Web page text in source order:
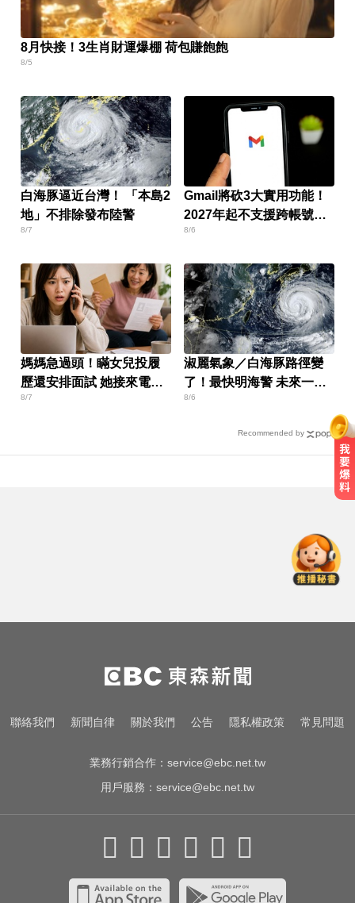
8月快接！3生肖財運爆棚 荷包賺飽飽
8/5
白海豚逼近台灣！ 「本島2
地」不排除發布陸警
8/7
Gmail將砍3大實用功能！
2027年起不支援跨帳號寄
信
8/6
媽媽急過頭！瞞女兒投履
歷還安排面試 她接來電超
傻眼
8/7
淑麗氣象／白海豚路徑變
了！最快明海警 未來一週
降雨熱區曝
8/6
Recommended by
球！為統一獅女孩日揭幕
緯創股利2度延發史上首例 金管會
說重話：考慮收回股務自辦
採購疫苗遭詐騙 慈濟委任律師發聲
聯絡我們 新聞自律 關於我們 公告 隱私權政策 常見問題
業務行銷合作： service@ebc.net.tw
用戶服務： service@ebc.net.tw